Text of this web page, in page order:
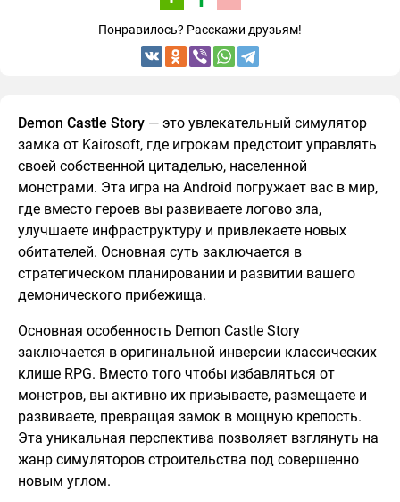
Понравилось? Расскажи друзьям!
Demon Castle Story — это увлекательный симулятор
замка от Kairosoft, где игрокам предстоит управлять
своей собственной цитаделью, населенной
монстрами. Эта игра на Android погружает вас в мир,
где вместо героев вы развиваете логово зла,
улучшаете инфраструктуру и привлекаете новых
обитателей. Основная суть заключается в
стратегическом планировании и развитии вашего
демонического прибежища.
Основная особенность Demon Castle Story
заключается в оригинальной инверсии классических
клише RPG. Вместо того чтобы избавляться от
монстров, вы активно их призываете, размещаете и
развиваете, превращая замок в мощную крепость.
Эта уникальная перспектива позволяет взглянуть на
жанр симуляторов строительства под совершенно
новым углом.